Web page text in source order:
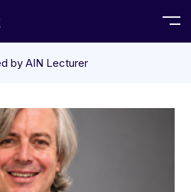
by AIN Lecturer